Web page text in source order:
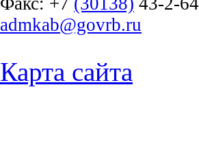
admkab@govrb.ru
Карта сайта